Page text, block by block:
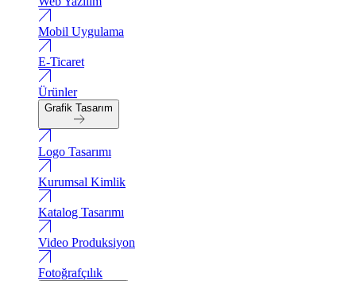
Mobil Uygulama
E-Ticaret
Ürünler
Grafik Tasarım
Logo Tasarımı
Kurumsal Kimlik
Katalog Tasarımı
Video Produksiyon
Fotoğrafçılık